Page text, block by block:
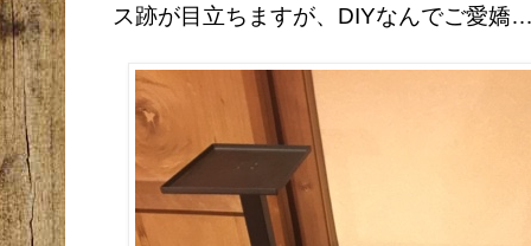
ス跡が目立ちますが、DIYなんでご愛嬌